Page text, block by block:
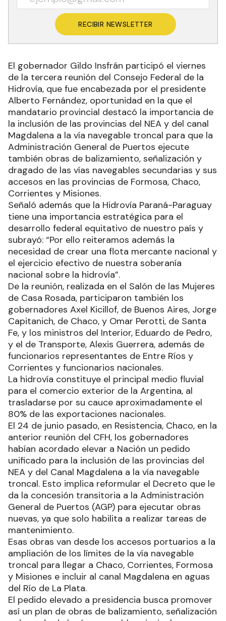
RECIBIR NEWSLETTER
El gobernador Gildo Insfrán participó el viernes
de la tercera reunión del Consejo Federal de la
Hidrovía, que fue encabezada por el presidente
Alberto Fernández, oportunidad en la que el
mandatario provincial destacó la importancia de
la inclusión de las provincias del NEA y del canal
Magdalena a la vía navegable troncal para que la
Administración General de Puertos ejecute
también obras de balizamiento, señalización y
dragado de las vías navegables secundarias y sus
accesos en las provincias de Formosa, Chaco,
Corrientes y Misiones.
Señaló además que la Hidrovía Paraná-Paraguay
tiene una importancia estratégica para el
desarrollo federal equitativo de nuestro país y
subrayó: “Por ello reiteramos además la
necesidad de crear una flota mercante nacional y
el ejercicio efectivo de nuestra soberanía
nacional sobre la hidrovía”.
De la reunión, realizada en el Salón de las Mujeres
de Casa Rosada, participaron también los
gobernadores Axel Kicillof, de Buenos Aires, Jorge
Capitanich, de Chaco, y Omar Perotti, de Santa
Fe, y los ministros del Interior, Eduardo de Pedro,
y el de Transporte, Alexis Guerrera, además de
funcionarios representantes de Entre Ríos y
Corrientes y funcionarios nacionales.
La hidrovía constituye el principal medio fluvial
para el comercio exterior de la Argentina, al
trasladarse por su cauce aproximadamente el
80% de las exportaciones nacionales.
El 24 de junio pasado, en Resistencia, Chaco, en la
anterior reunión del CFH, los gobernadores
habían acordado elevar a Nación un pedido
unificado para la inclusión de las provincias del
NEA y del Canal Magdalena a la vía navegable
troncal. Esto implica reformular el Decreto que le
da la concesión transitoria a la Administración
General de Puertos (AGP) para ejecutar obras
nuevas, ya que solo habilita a realizar tareas de
mantenimiento.
Esas obras van desde los accesos portuarios a la
ampliación de los límites de la vía navegable
troncal para llegar a Chaco, Corrientes, Formosa
y Misiones e incluir al canal Magdalena en aguas
del Río de La Plata.
El pedido elevado a presidencia busca promover
así un plan de obras de balizamiento, señalización